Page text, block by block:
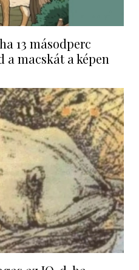
13 másodperc
macskát a képen